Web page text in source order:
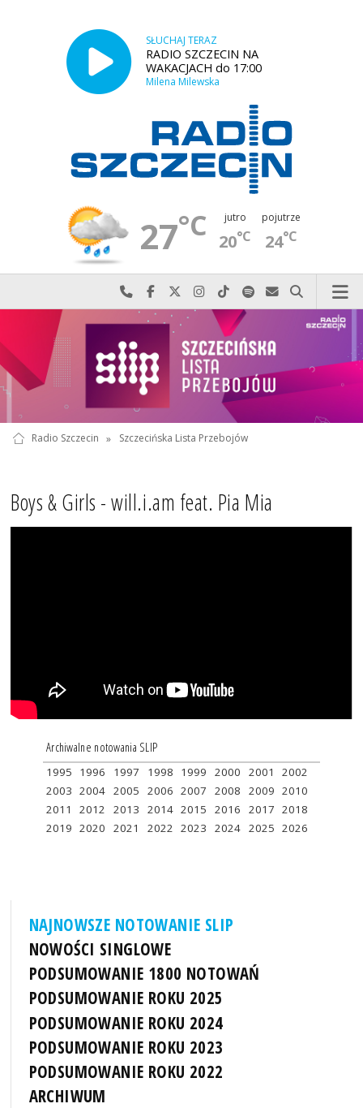
SŁUCHAJ TERAZ
RADIO SZCZECIN NA
WAKACJACH do 17:00
Milena Milewska
27°C jutro
20°C
pojutrze
24°C
Najlepiej po prostu do nas zadzwoń
Odwiedź nas na Facebook-u
Odwiedź nas na X
Odwiedź nas na Instagram-ie
Odwiedź nas na TikTok-u
Szukaj nas na Spotify
Wyślij do nas
Szukaj
Radio Szczecin » Szczecińska Lista Przebojów
Boys & Girls - will.i.am feat. Pia Mia
Archiwalne notowania SLIP
1995 1996 1997 1998 1999 2000 2001
2002
2003 2004 2005 2006 2007 2008 2009 2010
2011
2012 2013 2014 2015 2016 2017 2018
2019 2020 2021 2022 2023 2024 2025 2026
NAJNOWSZE NOTOWANIE SLIP
NOWOŚCI SINGLOWE
PODSUMOWANIE 1800 NOTOWAŃ
PODSUMOWANIE ROKU 2025
PODSUMOWANIE ROKU 2024
PODSUMOWANIE ROKU 2023
PODSUMOWANIE ROKU 2022
ARCHIWUM